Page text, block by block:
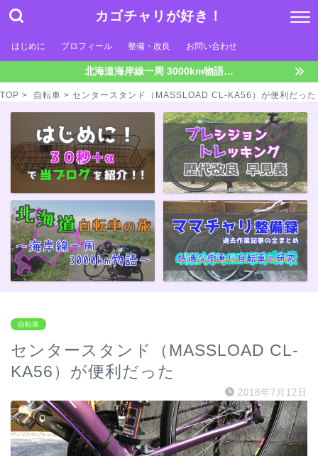
カゴチャリが好き！
はじめに プロフィール 整備・改良 お問い合わせ
北海道海岸線一周 3000km物語…
TOP > 自転車 > センタースタンド（MASSLOAD CL-KA56）が便利だった
自転車
センタースタンド（MASSLOAD CL-
KA56）が便利だった
2018年7月12日